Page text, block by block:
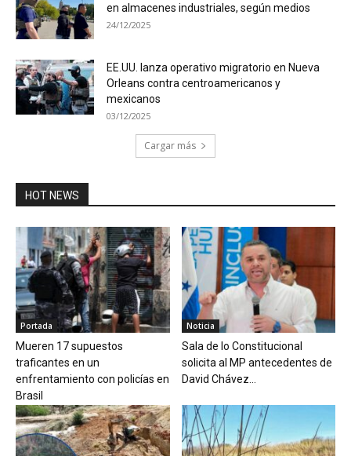
en almacenes industriales, según medios
24/12/2025
EE.UU. lanza operativo migratorio en Nueva
Orleans contra centroamericanos y
mexicanos
03/12/2025
Cargar más
HOT NEWS
Portada
Mueren 17 supuestos
traficantes en un
enfrentamiento con policías en
Brasil
Noticia
Sala de lo Constitucional
solicita al MP antecedentes de
David Chávez...